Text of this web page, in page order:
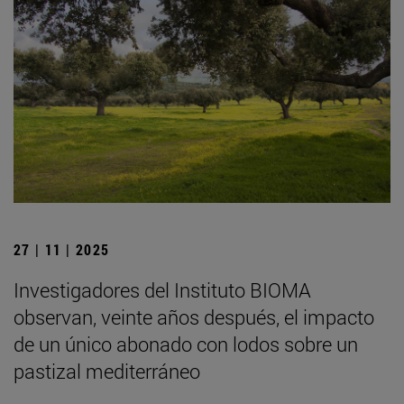
27 | 11 | 2025
Investigadores del Instituto BIOMA
observan, veinte años después, el impacto
de un único abonado con lodos sobre un
pastizal mediterráneo